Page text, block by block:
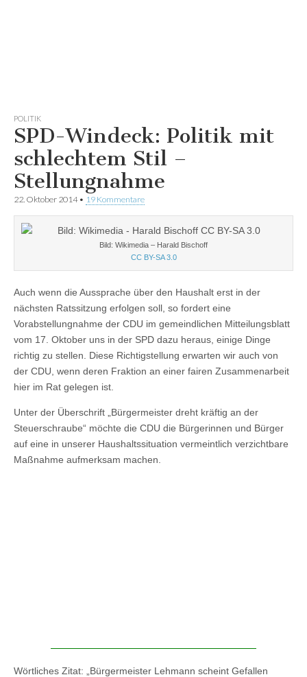
POLITIK
SPD-Windeck: Politik mit
schlechtem Stil –
Stellungnahme
22. Oktober 2014• 19 Kommentare
Bild: Wikimedia – Harald Bischoff
CC BY-SA 3.0
Auch wenn die Aussprache über den Haushalt erst in der
nächsten Ratssitzung erfolgen soll, so fordert eine
Vorabstellungnahme der CDU im gemeindlichen Mitteilungsblatt
vom 17. Oktober uns in der SPD dazu heraus, einige Dinge
richtig zu stellen. Diese Richtigstellung erwarten wir auch von
der CDU, wenn deren Fraktion an einer fairen Zusammenarbeit
hier im Rat gelegen ist.
Unter der Überschrift „Bürgermeister dreht kräftig an der
Steuerschraube“ möchte die CDU die Bürgerinnen und Bürger
auf eine in unserer Haushaltssituation vermeintlich verzichtbare
Maßnahme aufmerksam machen.
Wörtliches Zitat: „Bürgermeister Lehmann scheint Gefallen